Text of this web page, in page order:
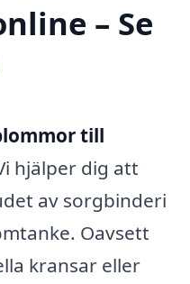
– Se
till
hjälper dig att
av sorgbinderi
Oavsett
kransar eller